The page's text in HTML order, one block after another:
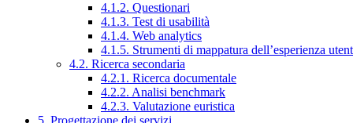
4.1.2. Questionari
4.1.3. Test di usabilità
4.1.4. Web analytics
4.1.5. Strumenti di mappatura dell’esperienza
4.2. Ricerca secondaria
4.2.1. Ricerca documentale
4.2.2. Analisi benchmark
4.2.3. Valutazione euristica
5. Progettazione dei servizi